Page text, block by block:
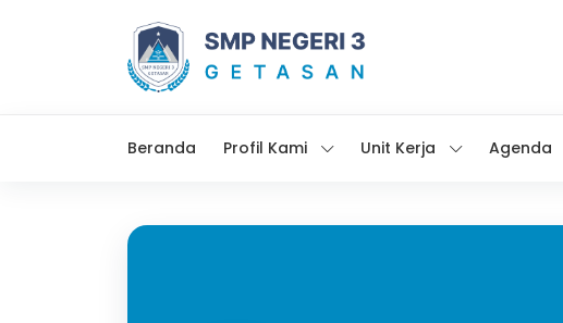
Beranda Profil Kami Unit Kerja Agenda